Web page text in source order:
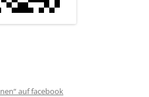
auf facebook